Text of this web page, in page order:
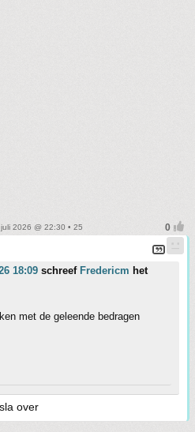
2026 @ 22:30 • 25
18:09 schreef Fredericm het
met de geleende bedragen
over